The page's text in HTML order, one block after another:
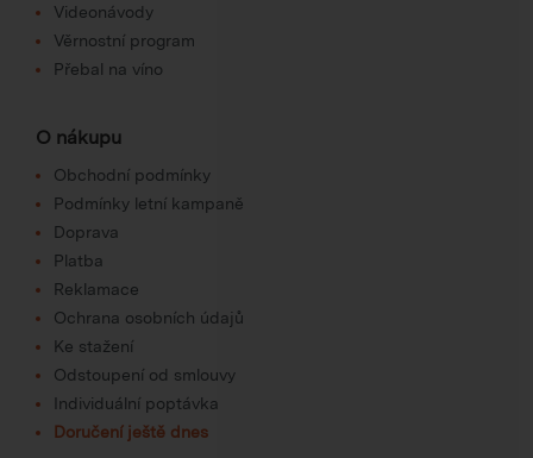
Videonávody
Věrnostní program
Přebal na víno
O nákupu
Obchodní podmínky
Podmínky letní kampaně
Doprava
Platba
Reklamace
Ochrana osobních údajů
Ke stažení
Odstoupení od smlouvy
Individuální poptávka
Doručení ještě dnes